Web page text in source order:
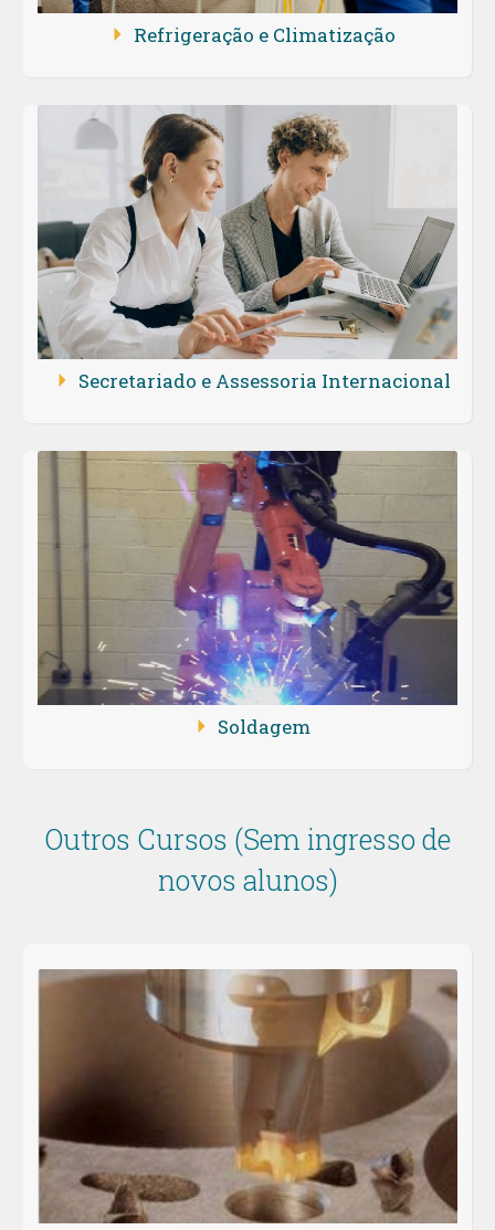
Refrigeração e Climatização
Secretariado e Assessoria Internacional
Soldagem
Outros Cursos (Sem ingresso de
novos alunos)